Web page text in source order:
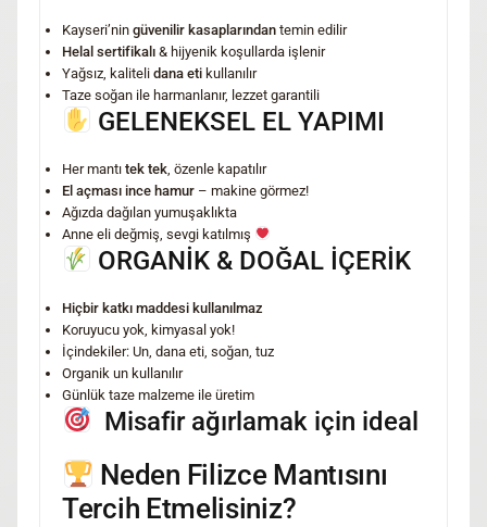
Kayseri’nin güvenilir kasaplarından temin edilir
Helal sertifikalı & hijyenik koşullarda işlenir
Yağsız, kaliteli dana eti kullanılır
Taze soğan ile harmanlanır, lezzet garantili
GELENEKSEL EL YAPIMI
Her mantı tek tek, özenle kapatılır
El açması ince hamur – makine görmez!
Ağızda dağılan yumuşaklıkta
Anne eli değmiş, sevgi katılmış
ORGANİK & DOĞAL İÇERİK
Hiçbir katkı maddesi kullanılmaz
Koruyucu yok, kimyasal yok!
İçindekiler: Un, dana eti, soğan, tuz
Organik un kullanılır
Günlük taze malzeme ile üretim
Misafir ağırlamak için ideal
Neden Filizce Mantısını
Tercih Etmelisiniz?